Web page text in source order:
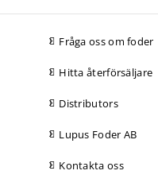
Fråga oss om foder
Hitta återförsäljare
Distributors
Lupus Foder AB
Kontakta oss